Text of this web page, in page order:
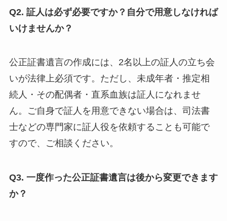
Q2. 証人は必ず必要ですか？自分で用意しなければ
いけませんか？
公正証書遺言の作成には、2名以上の証人の立ち会
いが法律上必須です。ただし、未成年者・推定相
続人・その配偶者・直系血族は証人になれませ
ん。ご自身で証人を用意できない場合は、司法書
士などの専門家に証人役を依頼することも可能で
すので、ご相談ください。
Q3. 一度作った公正証書遺言は後から変更できます
か？